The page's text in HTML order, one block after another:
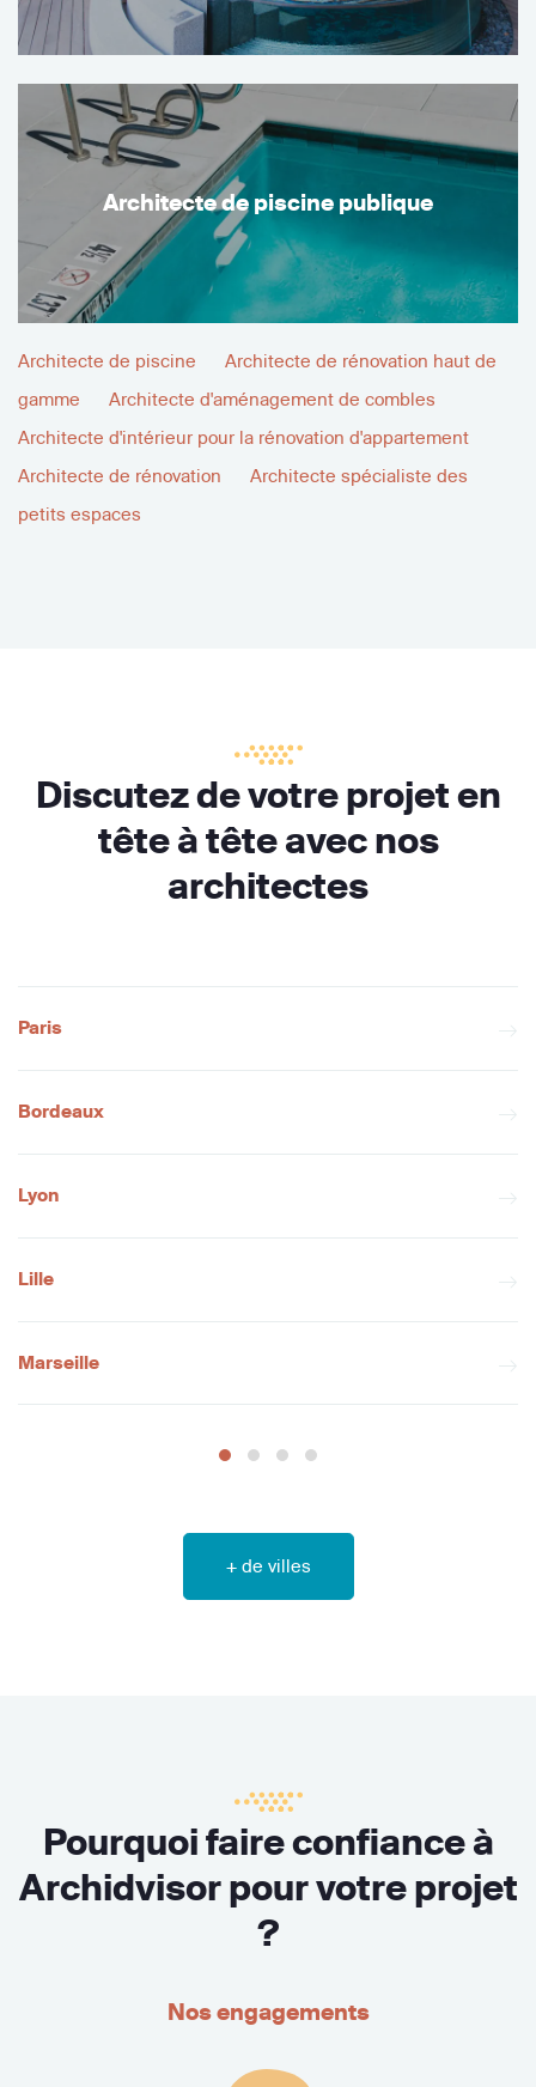
Architecte de piscine publique
Architecte de piscine
Architecte de rénovation haut de
gamme
Architecte d'aménagement de combles
Architecte d'intérieur pour la rénovation d'appartement
Architecte de rénovation
Architecte spécialiste des
petits espaces
Discutez de votre projet en
tête à tête avec nos
architectes
Paris
Bordeaux
Lyon
Lille
Marseille
+ de villes
Pourquoi faire confiance à
Archidvisor pour votre projet
?
Nos engagements